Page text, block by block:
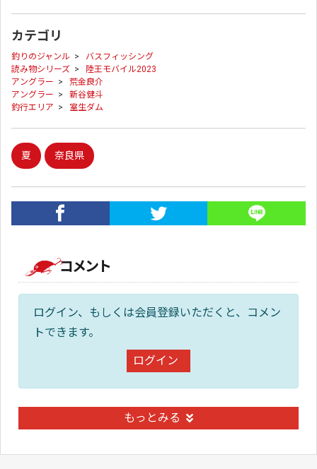
カテゴリ
釣りのジャンル > バスフィッシング
読み物シリーズ > 陸王モバイル2023
アングラー > 荒金良介
アングラー > 新谷健斗
釣行エリア > 室生ダム
夏 奈良県
コメント
ログイン、もしくは会員登録いただくと、コメン
トできます。
ログイン
もっとみる